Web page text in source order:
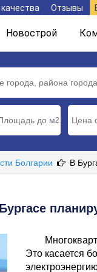
Отзывы
Новострой
м2
Болгарии В
Это касается